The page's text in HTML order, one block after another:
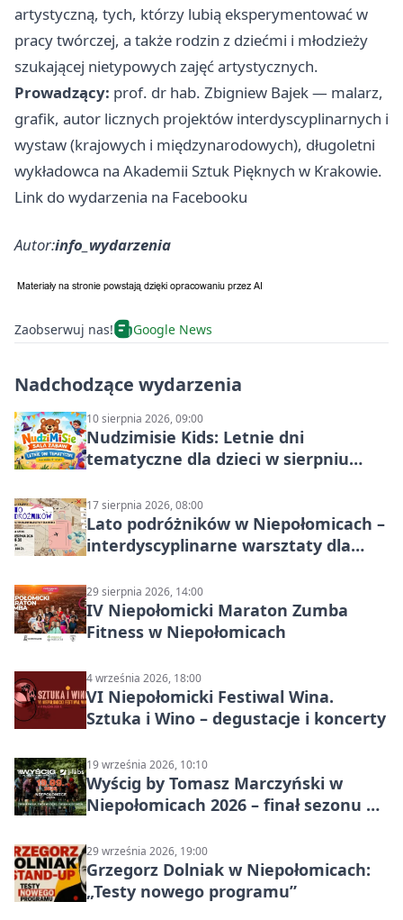
artystyczną, tych, którzy lubią eksperymentować w
pracy twórczej, a także rodzin z dziećmi i młodzieży
szukającej nietypowych zajęć artystycznych.
Prowadzący: prof. dr hab. Zbigniew Bajek — malarz,
grafik, autor licznych projektów interdyscyplinarnych i
wystaw (krajowych i międzynarodowych), długoletni
wykładowca na Akademii Sztuk Pięknych w Krakowie.
Link do wydarzenia na Facebooku
Autor:info_wydarzenia
Zaobserwuj nas! Google News
Nadchodzące wydarzenia
10 sierpnia 2026, 09:00
Nudzimisie Kids: Letnie dni
tematyczne dla dzieci w sierpniu
17 sierpnia 2026, 08:00
Lato podróżników w Niepołomicach –
interdyscyplinarne warsztaty dla
29 sierpnia 2026, 14:00
IV Niepołomicki Maraton Zumba
Fitness w Niepołomicach
4 września 2026, 18:00
VI Niepołomicki Festiwal Wina.
Sztuka i Wino – degustacje i koncerty
19 września 2026, 10:10
Wyścig by Tomasz Marczyński w
Niepołomicach 2026 – finał sezonu na
29 września 2026, 19:00
Grzegorz Dolniak w Niepołomicach:
„Testy nowego programu”